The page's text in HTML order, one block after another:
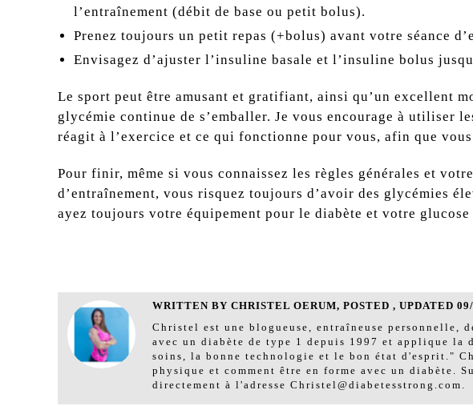
l’entraînement (débit de base ou petit bolus).
Prenez toujours un petit repas (+bolus) avant votre séance
Envisagez d’ajuster l’insuline basale et l’insuline bolus
Le sport peut être amusant et gratifiant, ainsi qu’un excellent
glycémie continue de s’emballer. Je vous encourage à utiliser
réagit à l’exercice et ce qui fonctionne pour vous, afin que
Pour finir, même si vous connaissez les règles générales et
d’entraînement, vous risquez toujours d’avoir des glycémies
ayez toujours votre équipement pour le diabète et votre glucose
WRITTEN BY CHRISTEL OERUM, POSTED , UPDATED
Christel est une blogueuse, entraîneuse personnelle,
avec un diabète de type 1 depuis 1997 et applique
soins, la bonne technologie et le bon état d'esprit."
physique et comment être en forme avec un diabète.
directement à l'adresse Christel@diabetesstrong.com.